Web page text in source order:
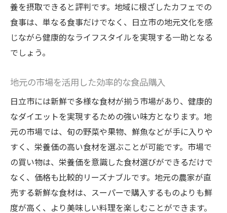
養を摂取できると評判です。地域に根ざしたカフェでの
食事は、単なる食事だけでなく、日立市の地元文化を感
じながら健康的なライフスタイルを実現する一助となる
でしょう。
地元の市場を活用した効率的な食品購入
日立市には新鮮で多様な食材が揃う市場があり、健康的
なダイエットを実現するための強い味方となります。地
元の市場では、旬の野菜や果物、鮮魚などが手に入りや
すく、栄養価の高い食材を選ぶことが可能です。市場で
の買い物は、栄養価を意識した食材選びができるだけで
なく、価格も比較的リーズナブルです。地元の農家が直
売する新鮮な食材は、スーパーで購入するものよりも鮮
度が高く、より美味しい料理を楽しむことができます。